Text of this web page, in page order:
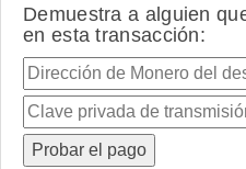
Demuestra a alguien
en esta transacción: